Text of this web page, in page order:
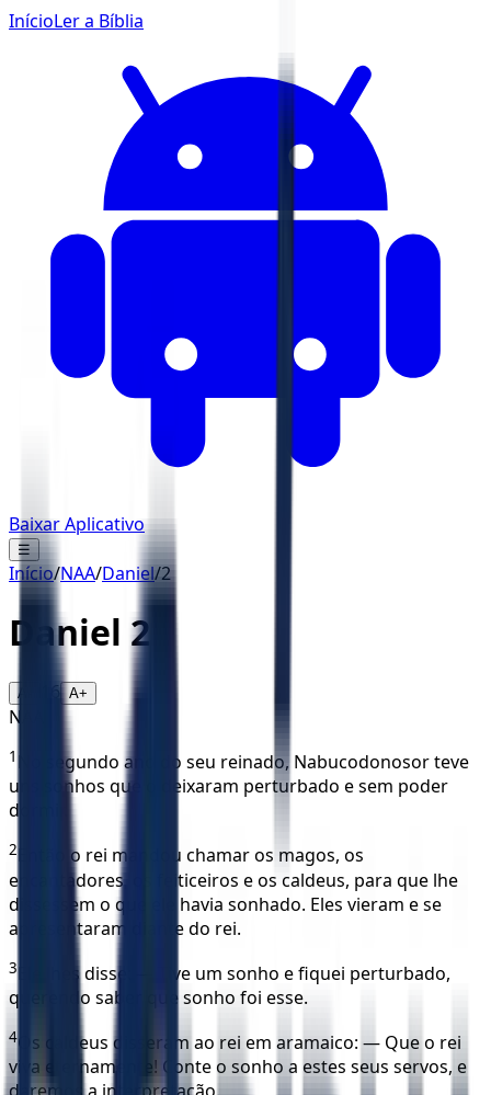
InícioLer a Bíblia
Baixar Aplicativo
☰
Início/NAA/Daniel/2
Daniel 2
A- 16 A+
NAA
1 No segundo ano do seu reinado, Nabucodonosor teve
uns sonhos que o deixaram perturbado e sem poder
dormir.
2
Então o rei mandou chamar os magos, os
encantadores, os feiticeiros e os caldeus, para que lhe
dissessem o que ele havia sonhado. Eles vieram e se
apresentaram diante do rei.
3
Ele lhes disse: — Tive um sonho e fiquei perturbado,
querendo saber que sonho foi esse.
4Os caldeus disseram ao rei em aramaico: — Que o rei
viva eternamente! Conte o sonho a estes seus servos, e